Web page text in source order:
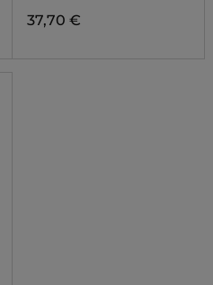
37,70 €